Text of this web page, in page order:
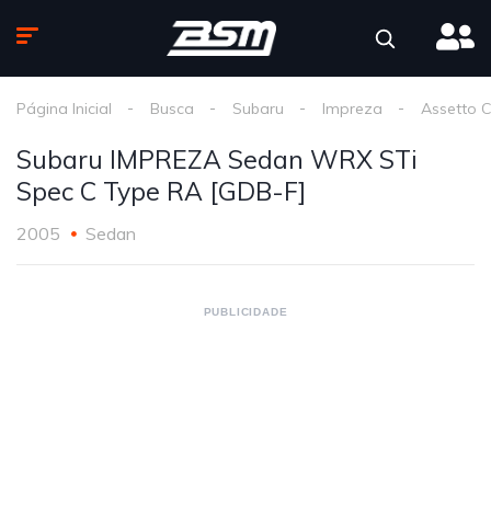
Página Inicial Busca Subaru Impreza Assetto
Subaru IMPREZA Sedan WRX STi
Spec C Type RA [GDB-F]
2005 Sedan
PUBLICIDADE